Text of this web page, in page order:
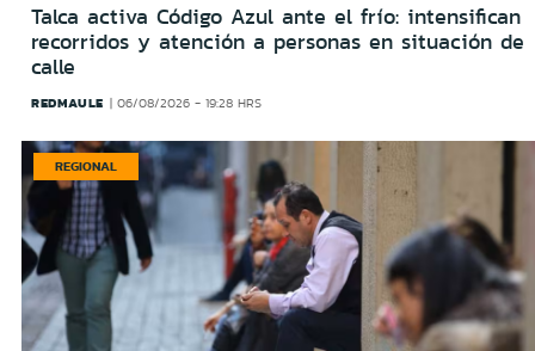
Talca activa Código Azul ante el frío: intensifican
recorridos y atención a personas en situación de
calle
REDMAULE 06/08/2026 - 19:28 HRS
REGIONAL